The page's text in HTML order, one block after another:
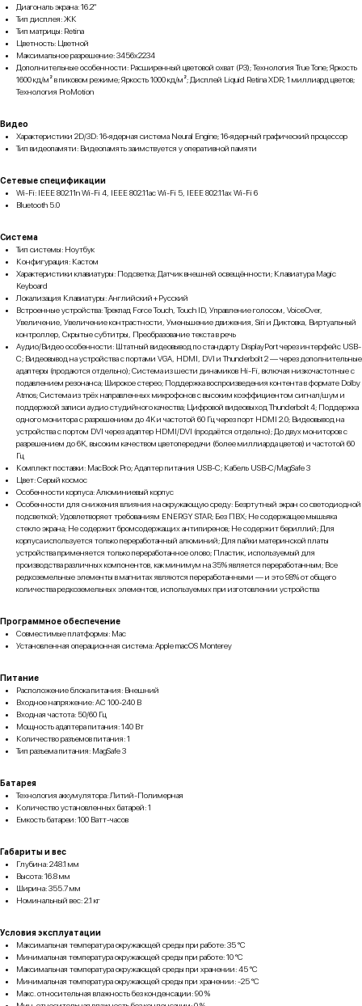
Диагональ экрана: 16.2"
Тип дисплея: ЖК
Тип матрицы: Retina
Цветность: Цветной
Максимальное разрешение: 3456x2234
Дополнительные особенности: Расширенный цветовой охват (P3); Технология True Tone; Яркость
1600 кд/ м² в пиковом режиме; Яркость 1000 кд/м²; Дисплей Liquid Retina XDR; 1 миллиард цветов;
Технология ProMotion
Видео
Характеристики 2D/3D: 16‑ядерная система Neural Engine; 16‑ядерный графический процессор
Тип видеопамяти: Видеопамять заимствуется у оперативной памяти
Cетевые спецификации
Wi-Fi: IEEE 802.11n Wi-Fi 4, IEEE 802.11ac Wi-Fi 5, IEEE 802.11ax Wi-Fi 6
Bluetooth 5.0
Система
Тип системы: Ноутбук
Конфигурация: Кастом
Характеристики клавиатуры: Подсветка; Датчик внешней освещённости; Клавиатура Magic
Keyboard
Локализация Клавиатуры: Английский+Русский
Встроенные устройства: Трекпад Force Touch, Touch ID, Управление голосом, VoiceOver,
Увеличение, Увеличение контрастности, Уменьшение движения, Siri и Диктовка, Виртуальный
контроллер, Скрытые субтитры, Преобразование текста в речь
Аудио/Видео особенности: Штатный видеовывод по стандарту DisplayPort через интерфейс USB-
C; Видеовывод на устройства с портами VGA, HDMI, DVI и Thunderbolt 2 — через дополнительные
адаптеры (продаются отдельно); Система из шести динамиков Hi-Fi, включая низкочастотные с
подавлением резонанса; Широкое стерео; Поддержка воспроизведения контента в формате Dolby
Atmos; Система из трёх направленных микрофонов с высоким коэффициентом сигнал/шум и
поддержкой записи аудио студийного качества; Цифровой видеовыход Thunderbolt 4; Поддержка
одного монитора с разрешением до 4K и частотой 60 Гц через порт HDMI 2.0; Видеовывод на
устройства с портом DVI через адаптер HDMI/DVI (продаётся отдельно); До двух мониторов с
разрешением до 6K, высоким качеством цветопередачи (более миллиарда цветов) и частотой 60
Гц
Комплект поставки: MacBook Pro; Адаптер питания USB-C; Кабель USB‑C/MagSafe 3
Цвет: Серый космос
Особенности корпуса: Алюминиевый корпус
Особенности для снижения влияния на окружающую среду: Безртутный экран со светодиодной
подсветкой; Удовлетворяет требованиям ENERGY STAR; Без ПВХ; Не содержащее мышьяка
стекло экрана; Не содержит бромсодержащих антипиренов; Не содержит бериллий; Для
корпуса используется только переработанный алюминий; Для пайки материнской платы
устройства применяется только переработанное олово; Пластик, используемый для
производства различных компонентов, как минимум на 35% является переработанным; Все
редкоземельные элементы в магнитах являются перерабо­танными — и это 98% от общего
количества редкоземельных элементов, используемых при изготовлении устройства
Программное обеспечение
Совместимые платформы: Mac
Установленная операционная система: Apple macOS Monterey
Питание
Расположение блока питания: Внешний
Входное напряжение: AC 100-240 В
Входная частота: 50/60 Гц
Мощность адаптера питания: 140 Вт
Количество разъемов питания: 1
Тип разъема питания: MagSafe 3
Батарея
Технология аккумулятора: Литий-Полимерная
Количество установленных батарей: 1
Емкость батареи: 100 Ватт-часов
Габариты и вес
Глубина: 248.1 мм
Высота: 16.8 мм
Ширина: 355.7 мм
Номинальный вес: 2.1 кг
Условия эксплуатации
Максимальная температура окружающей среды при работе: 35 °C
Минимальная температура окружающей среды при работе: 10 °C
Максимальная температура окружающей среды при хранении: 45 °C
Минимальная температура окружающей среды при хранении: -25 °C
Макс. относительная влажность без конденсации: 90 %